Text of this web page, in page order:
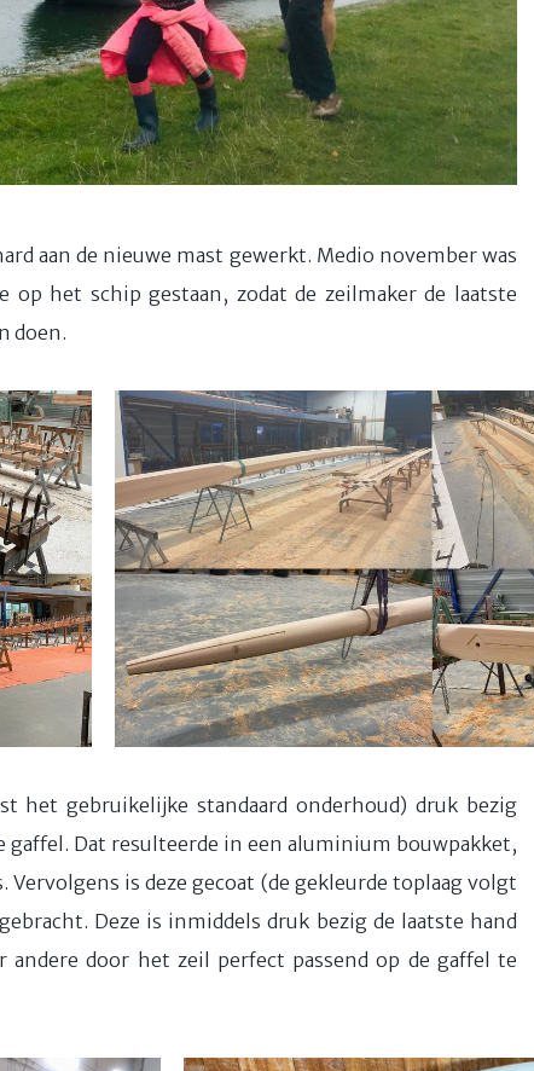
aan de nieuwe mast gewerkt. Medio november was
op het schip gestaan, zodat de zeilmaker de laatste
doen.
het gebruikelijke standaard onderhoud) druk bezig
Dat resulteerde in een aluminium bouwpakket,
Vervolgens is deze gecoat (de gekleurde toplaag volgt
Deze is inmiddels druk bezig de laatste hand
door het zeil perfect passend op de gaffel te